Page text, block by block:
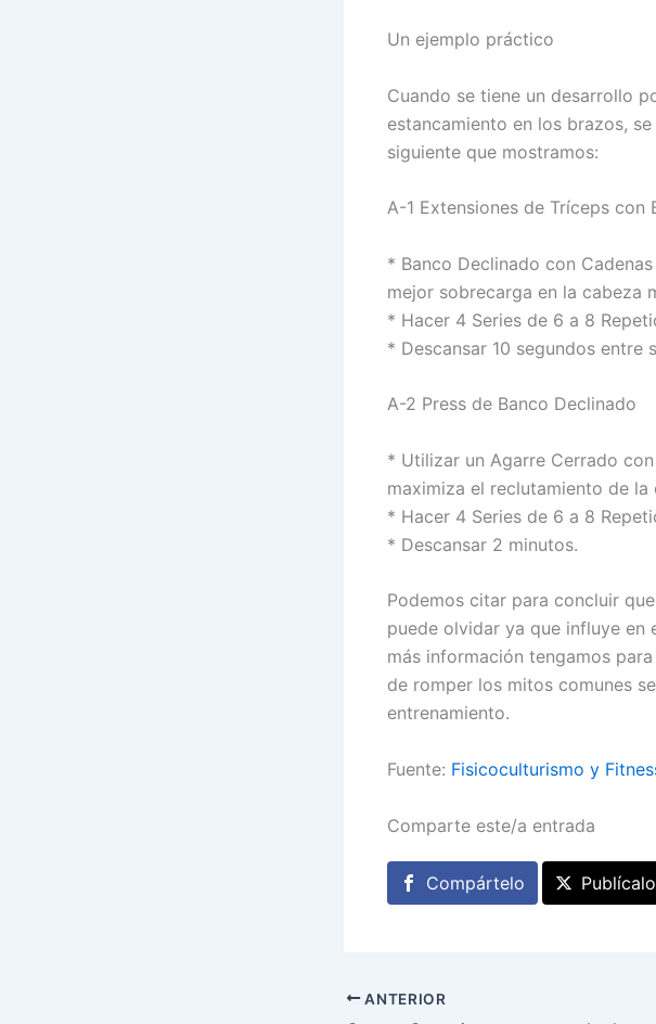
Un ejemplo práctico
Cuando se tiene un desarrollo
estancamiento en los brazos,
siguiente que mostramos:
A-1 Extensiones de Tríceps con
* Banco Declinado con
mejor sobrecarga en la cabeza
* Hacer 4 Series de 6 a 8
* Descansar 10 segundos entre
A-2 Press de Banco Declinado
* Utilizar un Agarre Cerrado
maximiza el reclutamiento de
* Hacer 4 Series de 6 a 8
* Descansar 2 minutos.
Podemos citar para concluir
puede olvidar ya que influye en
más información tengamos
de romper los mitos comunes
entrenamiento.
Fuente: Fisicoculturismo y
Comparte este/a entrada
Compártelo Publícalo
ANTERIOR